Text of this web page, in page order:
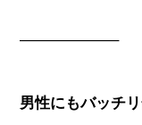
——————–
男性にもバッチ